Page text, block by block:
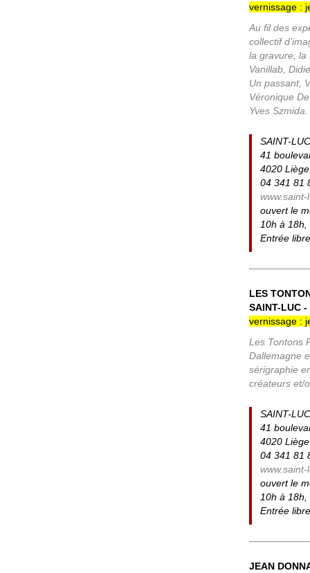
vernissage :
Au fil des
collectif
la gravure, la
Vanillab,
Un passant,
Véronique
Yves Szmida.
SAINT-
41
4020 Liège
04 341 81
www.saint-
ouvert le
10h à
Entrée libre
LES
SAINT-LUC
vernissage :
Les Tontons
Dallemagne
sérigraphie
créateurs et/
SAINT-
41
4020 Liège
04 341 81
www.saint-
ouvert le
10h à
Entrée libre
JEAN